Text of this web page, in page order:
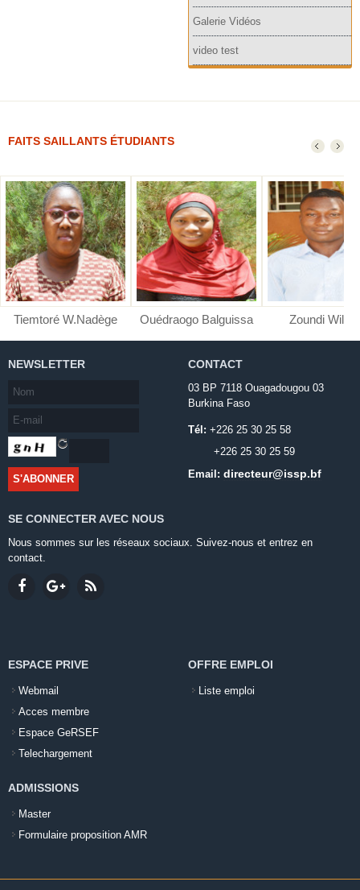
Galerie Vidéos
video test
FAITS SAILLANTS ÉTUDIANTS
Tiemtoré W.Nadège Ouédraogo Balguissa Zoundi
NEWSLETTER CONTACT
03 BP 7118 Ouagadougou 03
Burkina Faso
Tél: +226 25 30 25 58
+226 25 30 25 59
Email: directeur@issp.bf
SE CONNECTER AVEC NOUS
Nous sommes sur les réseaux sociaux. Suivez-nous et entrez en
contact.
ESPACE PRIVE
Webmail
Acces membre
Espace GeRSEF
Telechargement
OFFRE EMPLOI
Liste emploi
ADMISSIONS
Master
Formulaire proposition AMR